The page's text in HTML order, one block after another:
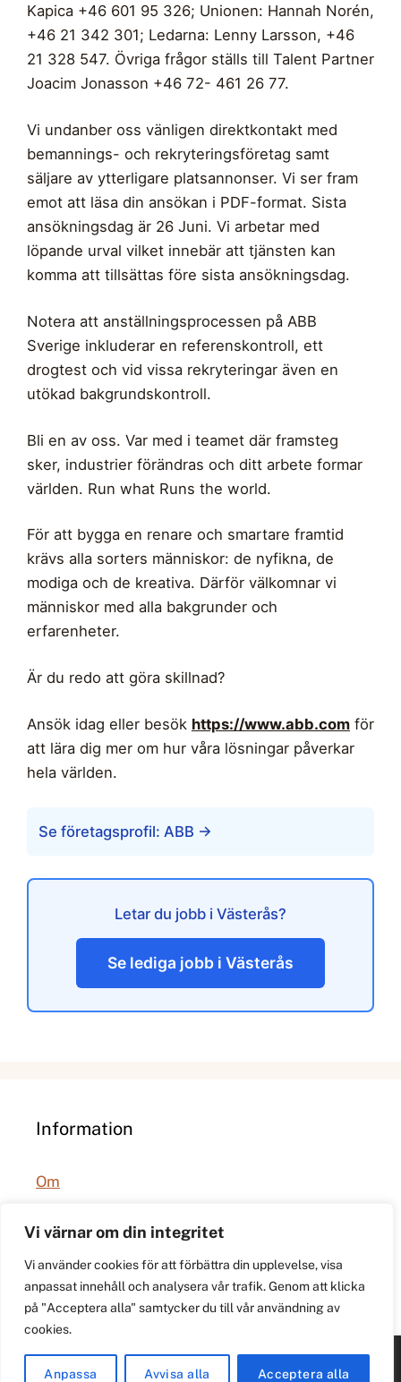
Vi värnar om din integritet
Vi använder cookies för att förbättra din upplevelse, visa
anpassat innehåll och analysera vår trafik. Genom att klicka
på "Acceptera alla" samtycker du till vår användning av
cookies.
Anpassa Avvisa alla Acceptera alla
Kapica +46 601 95 326; Unionen: Hannah Norén,
+46 21 342 301; Ledarna: Lenny Larsson, +46
21 328 547. Övriga frågor ställs till Talent Partner
Joacim Jonasson +46 72- 461 26 77.
Vi undanber oss vänligen direktkontakt med
bemannings- och rekryteringsföretag samt
säljare av ytterligare platsannonser. Vi ser fram
emot att läsa din ansökan i PDF-format. Sista
ansökningsdag är 26 Juni. Vi arbetar med
löpande urval vilket innebär att tjänsten kan
komma att tillsättas före sista ansökningsdag.
Notera att anställningsprocessen på ABB
Sverige inkluderar en referenskontroll, ett
drogtest och vid vissa rekryteringar även en
utökad bakgrundskontroll.
Bli en av oss. Var med i teamet där framsteg
sker, industrier förändras och ditt arbete formar
världen. Run what Runs the world.
För att bygga en renare och smartare framtid
krävs alla sorters människor: de nyfikna, de
modiga och de kreativa. Därför välkomnar vi
människor med alla bakgrunder och
erfarenheter.
Är du redo att göra skillnad?
Ansök idag eller besök https://www.abb.com för
att lära dig mer om hur våra lösningar påverkar
hela världen.
Se företagsprofil: ABB →
Letar du jobb i Västerås?
Se lediga jobb i Västerås
Information
Om